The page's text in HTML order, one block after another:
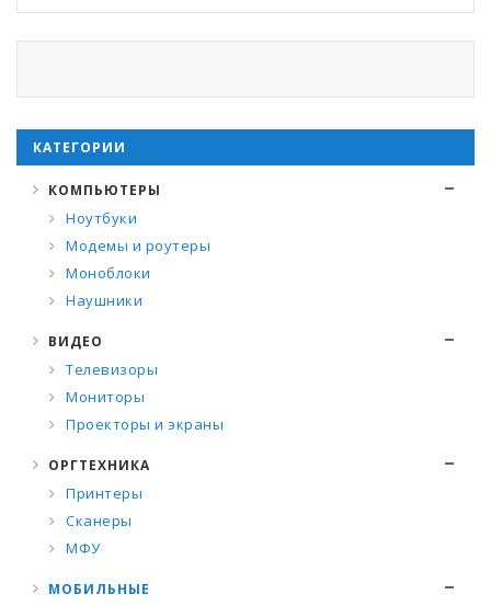
КАТЕГОРИИ
КОМПЬЮТЕРЫ
Ноутбуки
Модемы и роутеры
Моноблоки
Наушники
ВИДЕО
Телевизоры
Мониторы
Проекторы и экраны
ОРГТЕХНИКА
Принтеры
Сканеры
МФУ
МОБИЛЬНЫЕ